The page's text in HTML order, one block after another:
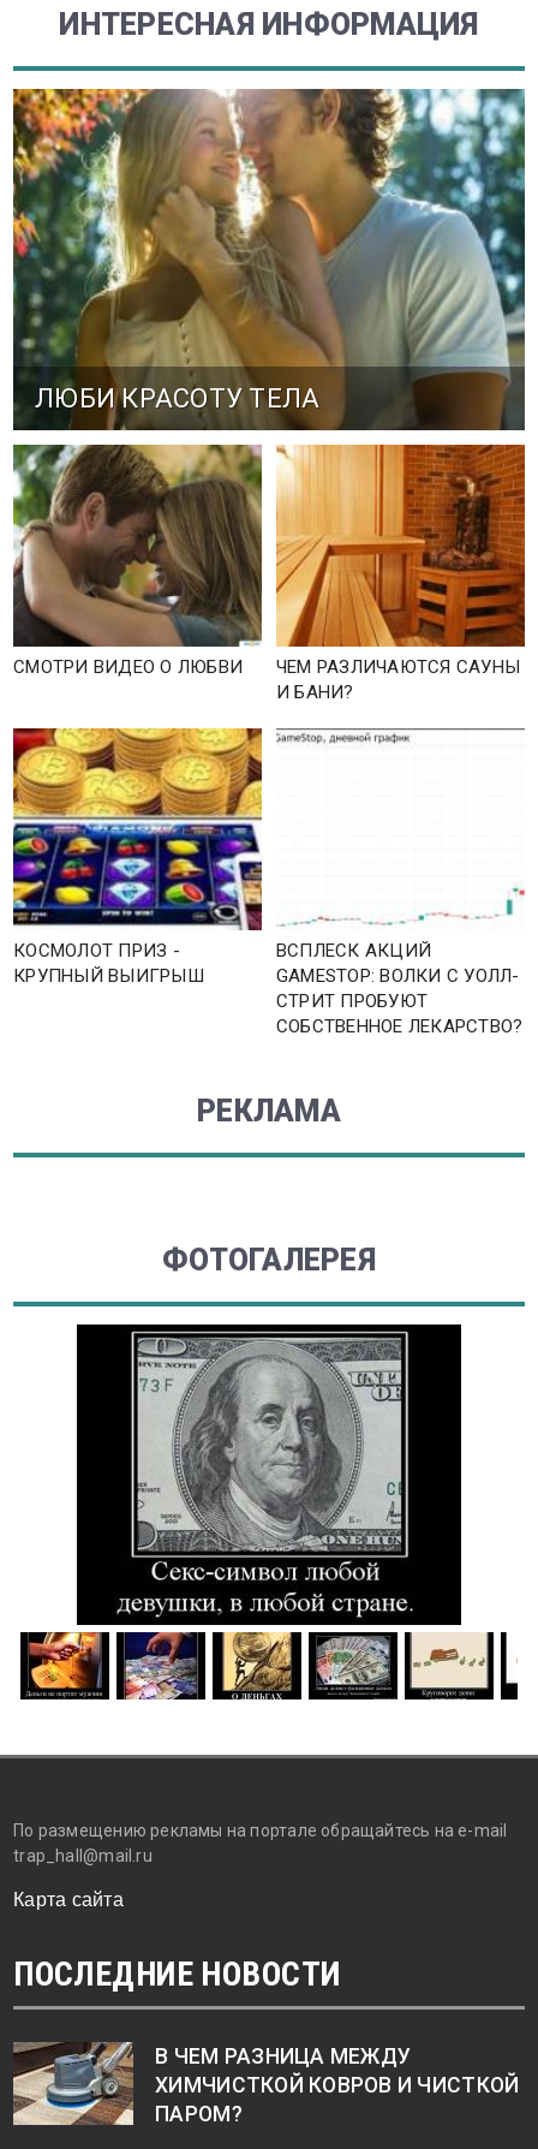
ИНТЕРЕСНАЯ ИНФОРМАЦИЯ
ЛЮБИ КРАСОТУ ТЕЛА
СМОТРИ ВИДЕО О ЛЮБВИ
ЧЕМ РАЗЛИЧАЮТСЯ САУНЫ
И БАНИ?
КОСМОЛОТ ПРИЗ -
КРУПНЫЙ ВЫИГРЫШ
ВСПЛЕСК АКЦИЙ
GAMESTOP: ВОЛКИ С УОЛЛ-
СТРИТ ПРОБУЮТ
СОБСТВЕННОЕ ЛЕКАРСТВО?
РЕКЛАМА
ФОТОГАЛЕРЕЯ
По размещению рекламы на портале обращайтесь на e-mail
trap_hall@mail.ru
Карта сайта
ПОСЛЕДНИЕ НОВОСТИ
В ЧЕМ РАЗНИЦА МЕЖДУ
ХИМЧИСТКОЙ КОВРОВ И ЧИСТКОЙ
ПАРОМ?